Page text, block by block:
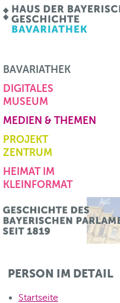
BAVARIATHEK
DIGITALES
MUSEUM
MEDIEN & THEMEN
PROJEKT
ZENTRUM
HEIMAT IM
KLEINFORMAT
PERSON IM DETAIL
Startseite